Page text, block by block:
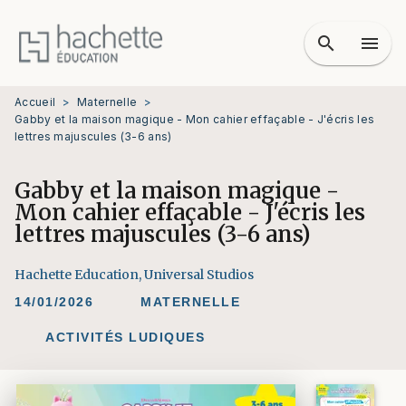
MENU RECHERCHE
PIED DE PAGE
search menu
Accueil > Maternelle
>
Gabby et la maison magique - Mon cahier effaçable - J'écris les
lettres majuscules (3-6 ans)
Gabby et la maison magique -
Mon cahier effaçable - J'écris les
lettres majuscules (3-6 ans)
Hachette Education,Universal Studios
14/01/2026 MATERNELLE
ACTIVITÉS LUDIQUES